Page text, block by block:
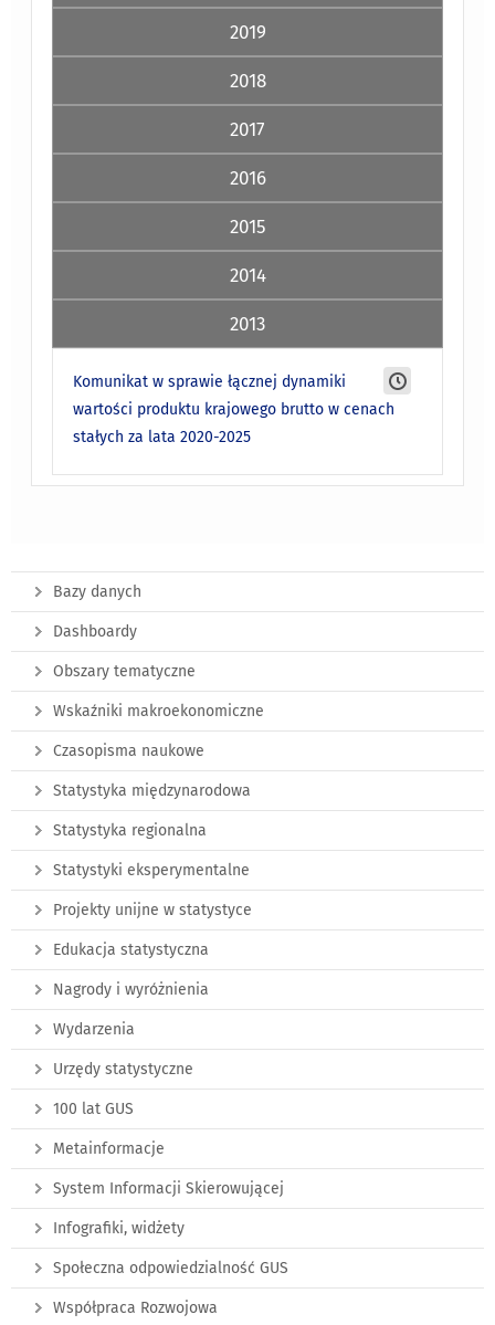
2019
2018
2017
2016
2015
2014
2013
Komunikat w sprawie łącznej dynamiki
wartości produktu krajowego brutto w cenach
stałych za lata 2020-2025
Bazy danych
Dashboardy
Obszary tematyczne
Wskaźniki makroekonomiczne
Czasopisma naukowe
Statystyka międzynarodowa
Statystyka regionalna
Statystyki eksperymentalne
Projekty unijne w statystyce
Edukacja statystyczna
Nagrody i wyróżnienia
Wydarzenia
Urzędy statystyczne
100 lat GUS
Metainformacje
System Informacji Skierowującej
Infografiki, widżety
Społeczna odpowiedzialność GUS
Współpraca Rozwojowa